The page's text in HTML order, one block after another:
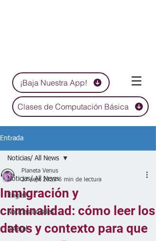
¡Baja Nuestra App!
Clases de Computación Básica
Entrada
Noticias/ All News
English
Noticias Locales
Estatal
Noticias/ All News
Inmigración y
criminalidad: cómo leer los
datos y contexto para que
Planeta Venus
27 sept 2023 6 min de lectura